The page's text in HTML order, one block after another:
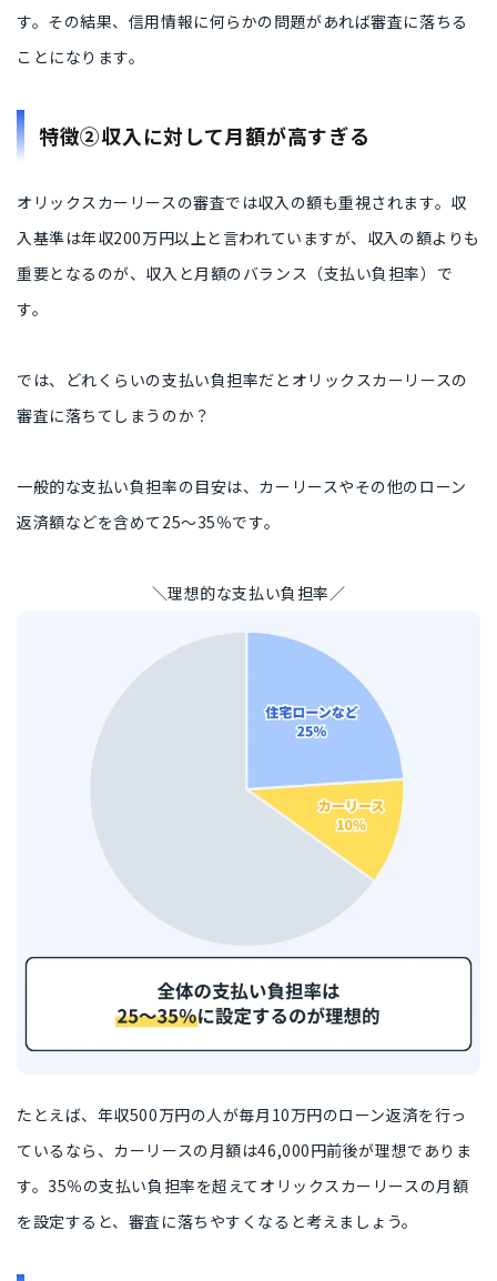
す。その結果、信用情報に何らかの問題があれば審査に落ちる
ことになります。
特徴②収入に対して月額が高すぎる
オリックスカーリースの審査では収入の額も重視されます。収
入基準は年収200万円以上と言われていますが、収入の額よりも
重要となるのが、収入と月額のバランス（支払い負担率）で
す。
では、どれくらいの支払い負担率だとオリックスカーリースの
審査に落ちてしまうのか？
一般的な支払い負担率の目安は、カーリースやその他のローン
返済額などを含めて25〜35％です。
＼理想的な支払い負担率／
たとえば、年収500万円の人が毎月10万円のローン返済を行っ
ているなら、カーリースの月額は46,000円前後が理想でありま
す。35％の支払い負担率を超えてオリックスカーリースの月額
を設定すると、審査に落ちやすくなると考えましょう。